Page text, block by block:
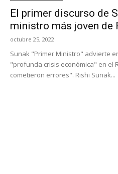
El primer discurso de
ministro más joven de
octubre 25, 2022
Sunak "Primer Ministro" advierte
"profunda crisis económica" en el
cometieron errores". Rishi Sunak...